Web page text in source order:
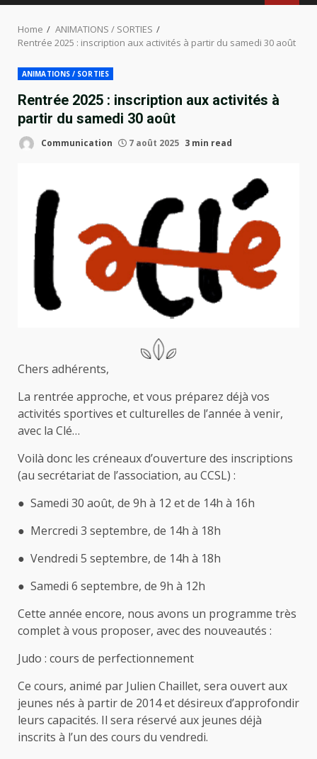
Home
ANIMATIONS / SORTIES
Rentrée 2025 : inscription aux activités à partir du samedi 30 août
ANIMATIONS / SORTIES
Rentrée 2025 : inscription aux activités à
partir du samedi 30 août
Communication 7 août 2025 3 min read
Chers adhérents,
La rentrée approche, et vous préparez déjà vos
activités sportives et culturelles de l’année à venir,
avec la Clé…
Voilà donc les créneaux d’ouverture des inscriptions
(au secrétariat de l’association, au CCSL) :
● Samedi 30 août, de 9h à 12 et de 14h à 16h
● Mercredi 3 septembre, de 14h à 18h
● Vendredi 5 septembre, de 14h à 18h
● Samedi 6 septembre, de 9h à 12h
Cette année encore, nous avons un programme très
complet à vous proposer, avec des nouveautés :
Judo : cours de perfectionnement
Ce cours, animé par Julien Chaillet, sera ouvert aux
jeunes nés à partir de 2014 et désireux d’approfondir
leurs capacités. Il sera réservé aux jeunes déjà
inscrits à l’un des cours du vendredi.